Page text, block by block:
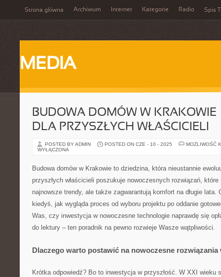
Strona główna Archiwum Internet Kategorie Radio Spis
MEDIA
BUDOWA DOMÓW W KRAKOWIE
DLA PRZYSZŁYCH WŁAŚCICIELI
POSTED BY ADMIN POSTED ON CZE - 10 - 2025
MOŻLIWOŚĆ
WYŁĄCZONA
Budowa domów w Krakowie to dziedzina, która nieustannie
przyszłych właścicieli poszukuje nowoczesnych rozwiązań,
najnowsze trendy, ale także zagwarantują komfort na długie
kiedyś, jak wygląda proces od wyboru projektu po oddanie
Was, czy inwestycja w nowoczesne technologie naprawdę się
do lektury – ten poradnik na pewno rozwieje Wasze wątpliwości.
Dlaczego warto postawić na nowoczesne
Krótka odpowiedź? Bo to inwestycja w przyszłość. W XXI wieku